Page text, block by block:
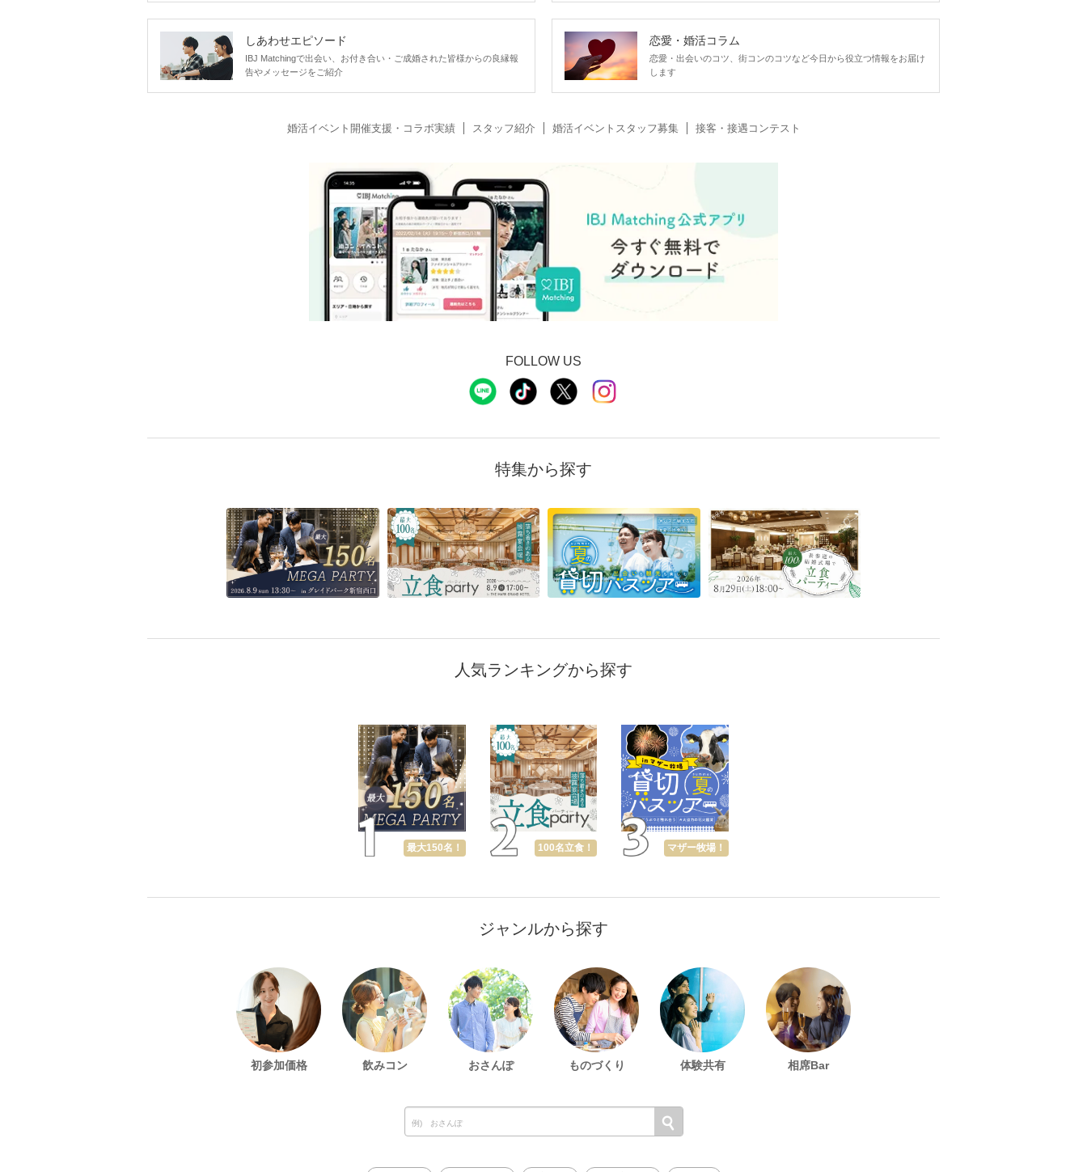
しあわせエピソード
IBJ Matchingで出会い、お付き合い・ご成婚された皆様からの良縁報
告やメッセージをご紹介
恋愛・婚活コラム
恋愛・出会いのコツ、街コンのコツなど今日から役立つ情報をお届け
します
婚活イベント開催支援・コラボ実績 スタッフ紹介 婚活イベントスタッフ募集 接客・接遇コンテスト
FOLLOW US
特集から探す
人気ランキングから探す
最大150名！ 100名立食！ マザー牧場！
ジャンルから探す
初参加価格 飲みコン おさんぽ ものづくり 体験共有 相席Bar